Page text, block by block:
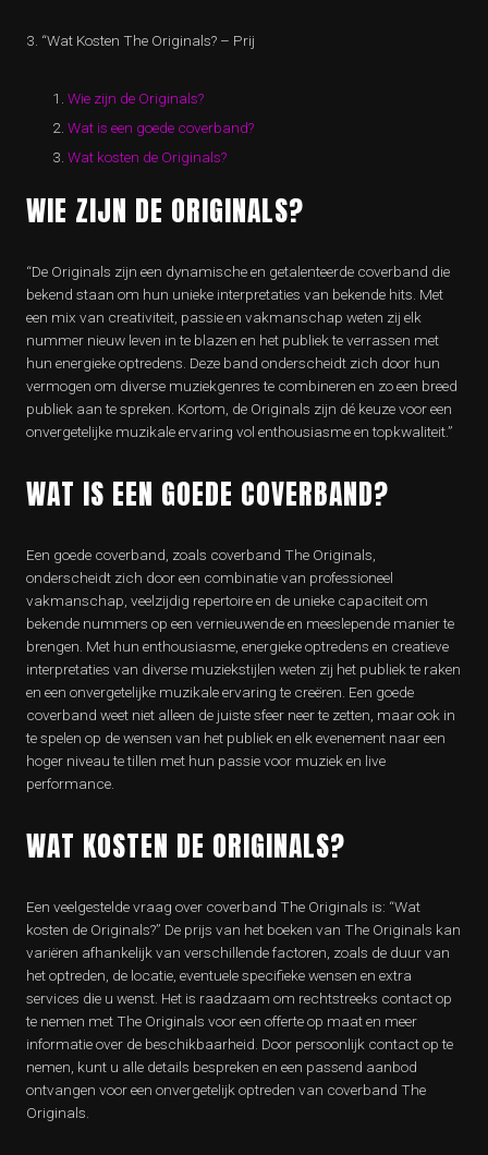
3. “Wat Kosten The Originals? – Prij
Wie zijn de Originals?
Wat is een goede coverband?
Wat kosten de Originals?
WIE ZIJN DE ORIGINALS?
“De Originals zijn een dynamische en getalenteerde coverband die
bekend staan om hun unieke interpretaties van bekende hits. Met
een mix van creativiteit, passie en vakmanschap weten zij elk
nummer nieuw leven in te blazen en het publiek te verrassen met
hun energieke optredens. Deze band onderscheidt zich door hun
vermogen om diverse muziekgenres te combineren en zo een breed
publiek aan te spreken. Kortom, de Originals zijn dé keuze voor een
onvergetelijke muzikale ervaring vol enthousiasme en topkwaliteit.”
WAT IS EEN GOEDE COVERBAND?
Een goede coverband, zoals coverband The Originals,
onderscheidt zich door een combinatie van professioneel
vakmanschap, veelzijdig repertoire en de unieke capaciteit om
bekende nummers op een vernieuwende en meeslepende manier te
brengen. Met hun enthousiasme, energieke optredens en creatieve
interpretaties van diverse muziekstijlen weten zij het publiek te raken
en een onvergetelijke muzikale ervaring te creëren. Een goede
coverband weet niet alleen de juiste sfeer neer te zetten, maar ook in
te spelen op de wensen van het publiek en elk evenement naar een
hoger niveau te tillen met hun passie voor muziek en live
performance.
WAT KOSTEN DE ORIGINALS?
Een veelgestelde vraag over coverband The Originals is: “Wat
kosten de Originals?” De prijs van het boeken van The Originals kan
variëren afhankelijk van verschillende factoren, zoals de duur van
het optreden, de locatie, eventuele specifieke wensen en extra
services die u wenst. Het is raadzaam om rechtstreeks contact op
te nemen met The Originals voor een offerte op maat en meer
informatie over de beschikbaarheid. Door persoonlijk contact op te
nemen, kunt u alle details bespreken en een passend aanbod
ontvangen voor een onvergetelijk optreden van coverband The
Originals.